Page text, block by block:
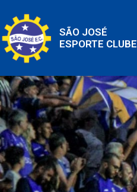
SÃO JOSÉ
ESPORTE CLUBE